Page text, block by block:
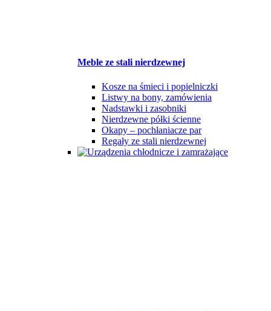
Meble ze stali nierdzewnej
Kosze na śmieci i popielniczki
Listwy na bony, zamówienia
Nadstawki i zasobniki
Nierdzewne półki ścienne
Okapy – pochłaniacze par
Regały ze stali nierdzewnej